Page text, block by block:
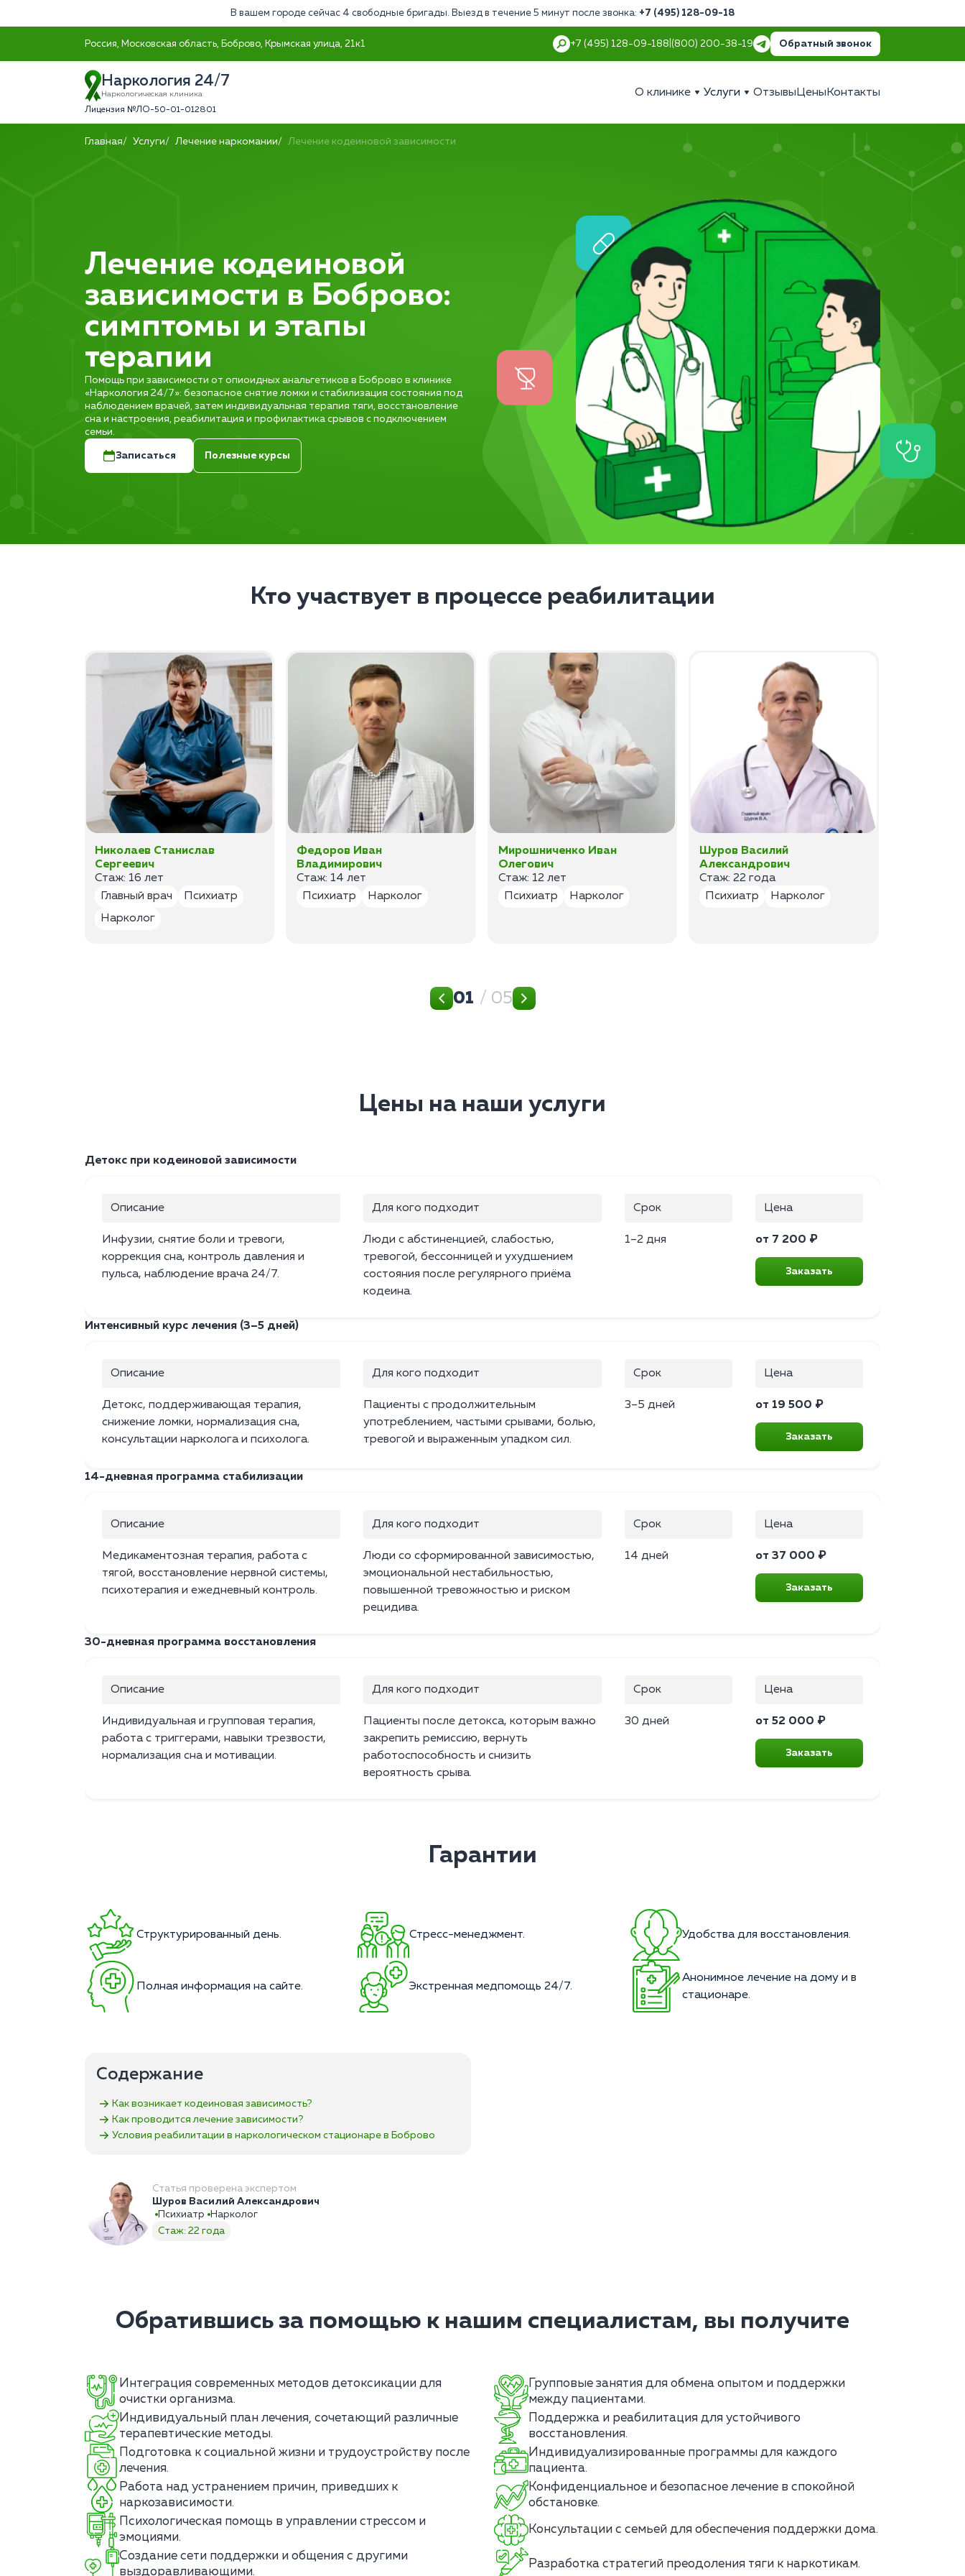
В вашем городе сейчас 4 свободные бригады. Выезд в течение 5 минут после звонка: +7 (495) 128-09-18
Россия, Московская область, Боброво, Крымская улица, 21к1 +7 (495) 128-09-188 (800) 200-38-19 Обратный звонок
Наркология 24/7
Наркологическая клиника
Лицензия №ЛО-50-01-012801
О клинике Услуги Отзывы Цены Контакты
Главная Услуги Лечение наркомании Лечение кодеиновой зависимости
Лечение кодеиновой
зависимости в Боброво:
симптомы и этапы
терапии
Помощь при зависимости от опиоидных анальгетиков в Боброво в клинике
«Наркология 24/7»: безопасное снятие ломки и стабилизация состояния под
наблюдением врачей, затем индивидуальная терапия тяги, восстановление
сна и настроения, реабилитация и профилактика срывов с подключением
семьи.
Записаться Полезные курсы
Кто участвует в процессе реабилитации
Николаев Станислав
Сергеевич
Стаж: 16 лет
Главный врач
Психиатр
Нарколог
Федоров Иван
Владимирович
Стаж: 14 лет
Психиатр
Нарколог
Мирошниченко Иван
Олегович
Стаж: 12 лет
Психиатр
Нарколог
Шуров Василий
Александрович
Стаж: 22 года
Психиатр
Нарколог
01 / 05
Цены на наши услуги
Детокс при кодеиновой зависимости
Описание
Инфузии, снятие боли и тревоги,
коррекция сна, контроль давления и
пульса, наблюдение врача 24/7.
Для кого подходит
Люди с абстиненцией, слабостью,
тревогой, бессонницей и ухудшением
состояния после регулярного приёма
кодеина.
Срок
1–2 дня
Цена
от 7 200 ₽
Заказать
Интенсивный курс лечения (3–5 дней)
Описание
Детокс, поддерживающая терапия,
снижение ломки, нормализация сна,
консультации нарколога и психолога.
Для кого подходит
Пациенты с продолжительным
употреблением, частыми срывами, болью,
тревогой и выраженным упадком сил.
Срок
3–5 дней
Цена
от 19 500 ₽
Заказать
14-дневная программа стабилизации
Описание
Медикаментозная терапия, работа с
тягой, восстановление нервной системы,
психотерапия и ежедневный контроль.
Для кого подходит
Люди со сформированной зависимостью,
эмоциональной нестабильностью,
повышенной тревожностью и риском
рецидива.
Срок
14 дней
Цена
от 37 000 ₽
Заказать
30-дневная программа восстановления
Описание
Индивидуальная и групповая терапия,
работа с триггерами, навыки трезвости,
нормализация сна и мотивации.
Для кого подходит
Пациенты после детокса, которым важно
закрепить ремиссию, вернуть
работоспособность и снизить
вероятность срыва.
Срок
30 дней
Цена
от 52 000 ₽
Заказать
Гарантии
Структурированный день. Стресс-менеджмент. Удобства для восстановления.
Полная информация на сайте. Экстренная медпомощь 24/7.
Анонимное лечение на дому и в
стационаре.
Содержание
Как возникает кодеиновая зависимость?
Как проводится лечение зависимости?
Условия реабилитации в наркологическом стационаре в Боброво
Статья проверена экспертом
Шуров Василий Александрович
Психиатр
Нарколог
Стаж: 22 года
Обратившись за помощью к нашим специалистам, вы получите
Интеграция современных методов детоксикации для
очистки организма.
Групповые занятия для обмена опытом и поддержки
между пациентами.
Индивидуальный план лечения, сочетающий различные
терапевтические методы.
Поддержка и реабилитация для устойчивого
восстановления.
Подготовка к социальной жизни и трудоустройству после
лечения.
Индивидуализированные программы для каждого
пациента.
Работа над устранением причин, приведших к
наркозависимости.
Конфиденциальное и безопасное лечение в спокойной
обстановке.
Психологическая помощь в управлении стрессом и
эмоциями.
Консультации с семьей для обеспечения поддержки дома.
Создание сети поддержки и общения с другими
выздоравливающими.
Разработка стратегий преодоления тяги к наркотикам.